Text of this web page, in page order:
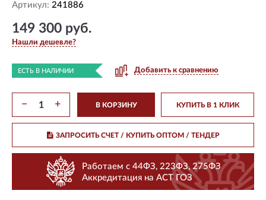
Артикул: 241886
149 300 руб.
Нашли дешевле?
ЕСТЬ В НАЛИЧИИ Добавить к сравнению
− + В КОРЗИНУ КУПИТЬ В 1 КЛИК
ЗАПРОСИТЬ СЧЕТ / КУПИТЬ ОПТОМ/ ТЕНДЕР
Работаем с 44ФЗ, 223ФЗ, 275ФЗ
Аккредитация на АСТ ГОЗ